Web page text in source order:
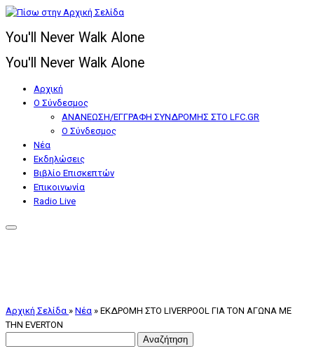
Μετάβαση
περιεχόμενο
You'll Never Walk Alone
You'll Never Walk Alone
Αρχική
Ο Σύνδεσμος
ΑΝΑΝΕΩΣΗ/ΕΓΓΡΑΦΗ ΣΥΝΔΡΟΜΗΣ ΣΤΟ LFC.GR
Ο Σύνδεσμος
Nέα
Εκδηλώσεις
Βιβλίο Επισκεπτών
Επικοινωνία
Radio Live
Αρχική Σελίδα » Nέα » ΕΚΔΡΟΜΗ ΣΤΟ LIVERPOOL ΓΙΑ ΤΟΝ ΑΓΩΝΑ ΜΕ
ΤΗN EVERTON